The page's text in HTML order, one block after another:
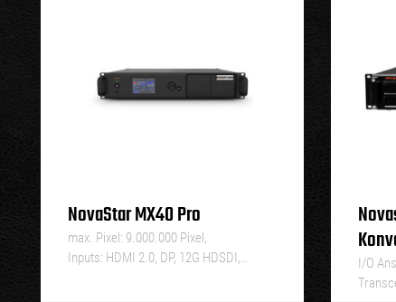
NovaStar MX40 Pro
max. Pixel: 9.000.000 Pixel,
Inputs: HDMI 2.0, DP, 12G HDSDI,…
I/O